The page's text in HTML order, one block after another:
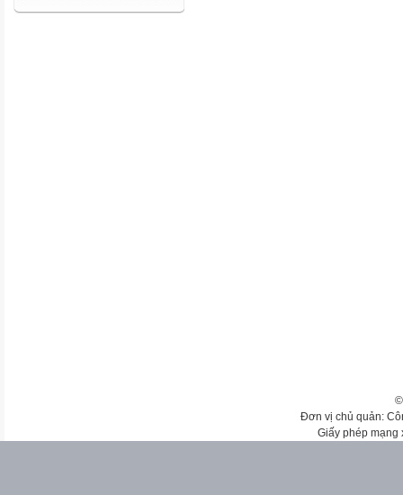
Đơn vị chủ quản:
Giấy phép mạng